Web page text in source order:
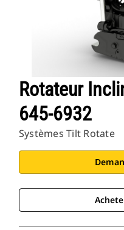
Rotateur
645-6932
Systèmes Tilt Rotate